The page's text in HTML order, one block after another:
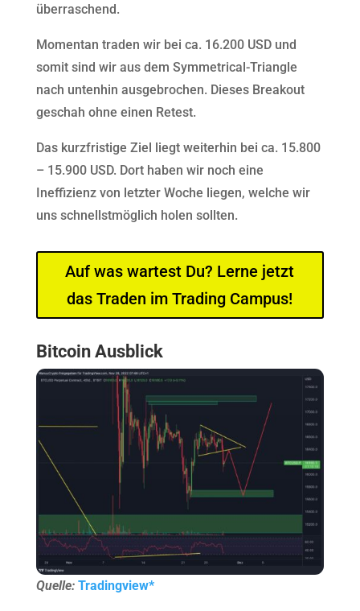
überraschend.
Momentan traden wir bei ca. 16.200 USD und
somit sind wir aus dem Symmetrical-Triangle
nach untenhin ausgebrochen. Dieses Breakout
geschah ohne einen Retest.
Das kurzfristige Ziel liegt weiterhin bei ca. 15.800
– 15.900 USD. Dort haben wir noch eine
Ineffizienz von letzter Woche liegen, welche wir
uns schnellstmöglich holen sollten.
Auf was wartest Du? Lerne jetzt
das Traden im Trading Campus!
Bitcoin Ausblick
Quelle: Tradingview*